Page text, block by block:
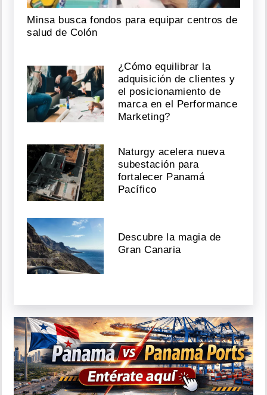
Minsa busca fondos para equipar centros de
salud de Colón
¿Cómo equilibrar la
adquisición de clientes y
el posicionamiento de
marca en el Performance
Marketing?
Naturgy acelera nueva
subestación para
fortalecer Panamá
Pacífico
Descubre la magia de
Gran Canaria